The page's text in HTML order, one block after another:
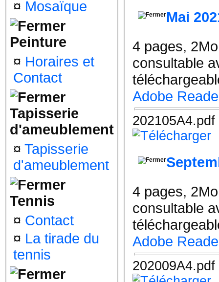
¤ Mosaïque
Peinture
¤ Horaires et
Contact
Tapisserie
d'ameublement
¤ Tapisserie
d'ameublement
Tennis
¤ Contact
¤ La tirade du
tennis
Mai
4 pages,
consultable
Adobe
202105A4.pdf
4 pages,
consultable
Adobe
202009A4.pdf